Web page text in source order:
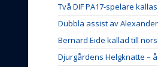
Två DIF PA17-spelare
Dubbla assist av
Bernard Eide kallad till
Djurgårdens Helgknatte –